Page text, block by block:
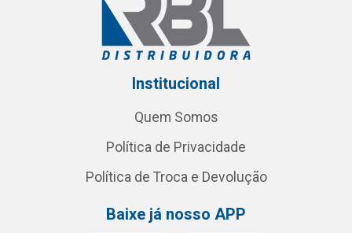
Institucional
Quem Somos
Política de Privacidade
Política de Troca e Devolução
Baixe já nosso APP